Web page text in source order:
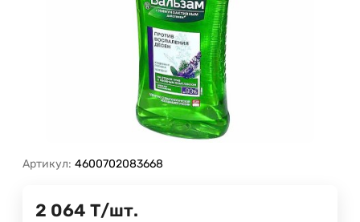
Артикул: 4600702083668
2 064 Т/шт.